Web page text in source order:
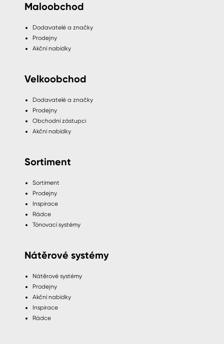
Maloobchod
Dodavatelé a značky
Prodejny
Akční nabídky
Velkoobchod
Dodavatelé a značky
Prodejny
Obchodní zástupci
Akční nabídky
Sortiment
Sortiment
Prodejny
Inspirace
Rádce
Tónovací systémy
Nátěrové systémy
Nátěrové systémy
Prodejny
Akční nabídky
Inspirace
Rádce